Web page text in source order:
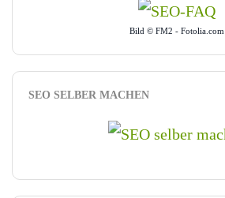
Bild © FM2 - Fotolia.com
SEO SELBER MACHEN